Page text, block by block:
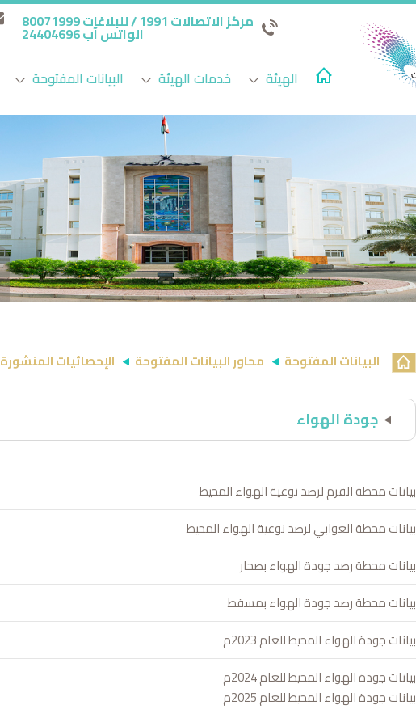
مركز الاتصالات 1991 / للبلاغات 80071999
الواتس آب 24404696
الهيئة خدمات الهيئة البيانات المفتوحة
البيانات المفتوحة محاور البيانات المفتوحة الإحصائيات المنشورة
جودة الهواء
بيانات محطة القرم لرصد نوعية الهواء المحيط
بيانات محطة العوابي لرصد نوعية الهواء المحيط
بيانات محطة رصد جودة الهواء بصحار
بيانات محطة رصد جودة الهواء بمسقط
بيانات جودة الهواء المحيط للعام 2023م
بيانات جودة الهواء المحيط للعام 2024م
بيانات جودة الهواء المحيط للعام 2025م